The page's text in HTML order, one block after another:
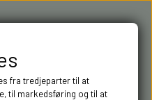
fra tredjeparter til at
til markedsføring og til at